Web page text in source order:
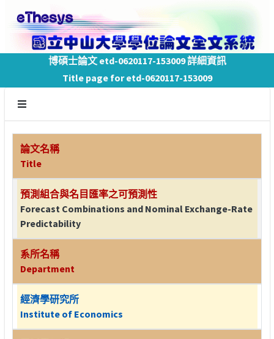
博碩士論文 etd-0620117-153009 詳細資訊
Title page for etd-0620117-153009
論文名稱
Title
預測組合與名目匯率之可預測性
Forecast Combinations and Nominal Exchange-Rate
Predictability
系所名稱
Department
經濟學研究所
Institute of Economics